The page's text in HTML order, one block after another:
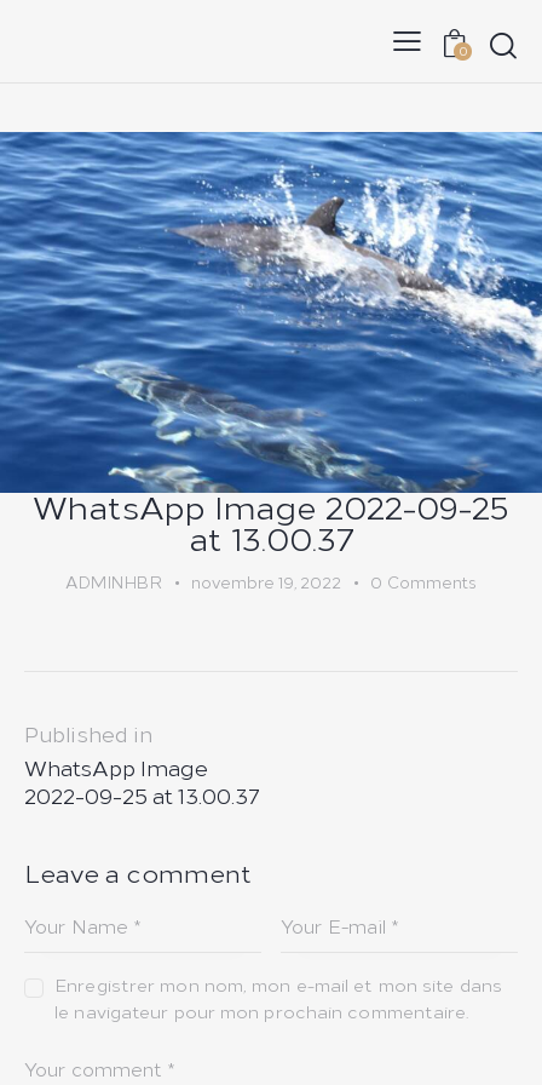
0
WhatsApp Image 2022-09-25
at 13.00.37
ADMINHBR novembre 19, 2022 0 Comments
Navigation
de
l’article
Published in
Previous
post:
WhatsApp Image
2022-09-25 at 13.00.37
Leave a comment
Enregistrer mon nom, mon e-mail et mon site dans
le navigateur pour mon prochain commentaire.